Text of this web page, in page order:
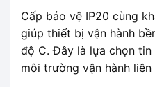
Cấp bảo vệ IP20 cùng
giúp thiết bị vận hành
độ C. Đây là lựa chọn
môi trường vận hành